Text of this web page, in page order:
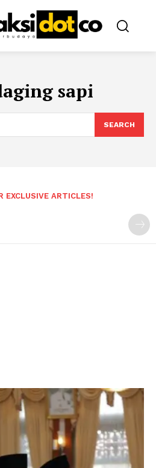
sapi
SEARCH
EXCLUSIVE ARTICLES!